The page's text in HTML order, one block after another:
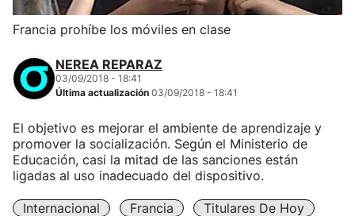
Francia prohíbe los móviles en clase
NEREA REPARAZ
03/09/2018 - 18:41
Última actualización 03/09/2018 - 18:41
El objetivo es mejorar el ambiente de aprendizaje y
promover la socialización. Según el Ministerio de
Educación, casi la mitad de las sanciones están
ligadas al uso inadecuado del dispositivo.
Internacional Francia
Titulares De Hoy